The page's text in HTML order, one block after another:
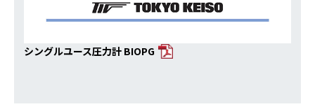
シングルユース圧力計 BIOPG